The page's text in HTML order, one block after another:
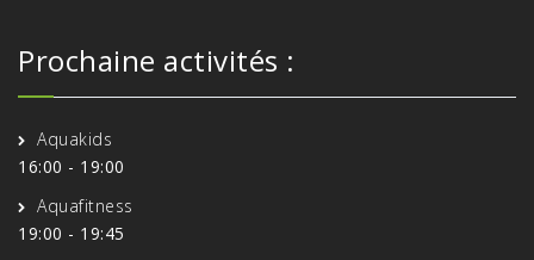
Prochaine activités :
Aquakids
16:00 - 19:00
Aquafitness
19:00 - 19:45